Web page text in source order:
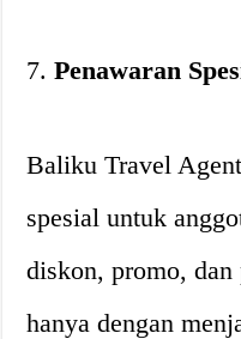
7.Penawaran
Baliku Travel
spesial untuk
diskon, promo, dan
hanya dengan